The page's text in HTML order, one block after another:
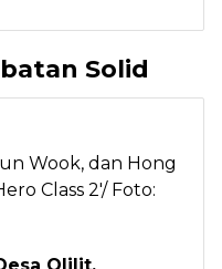
Solid
Wook, dan Hong
Class 2'/ Foto:
Olilit,